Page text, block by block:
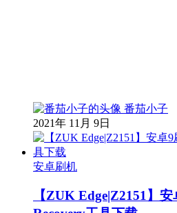
番茄小子
2021年 11月 9日
安卓刷机
【ZUK Edge|Z2151】